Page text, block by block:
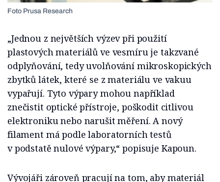
Foto Prusa Research
„Jednou z největších výzev při použití
plastových materiálů ve vesmíru je takzvané
odplyňování, tedy uvolňování mikroskopických
zbytků látek, které se z materiálu ve vakuu
vypařují. Tyto výpary mohou například
znečistit optické přístroje, poškodit citlivou
elektroniku nebo narušit měření. A nový
filament má podle laboratorních testů
v podstatě nulové výpary,“ popisuje Kapoun.
Vývojáři zároveň pracují na tom, aby materiál